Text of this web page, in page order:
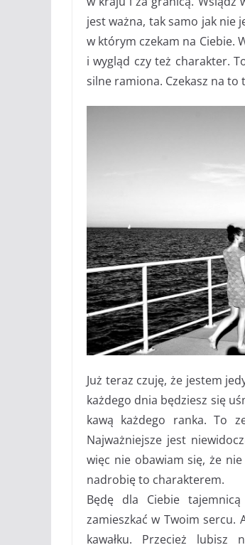
jest ważna, tak samo jak nie
w którym czekam na Ciebie.
i wygląd czy też charakter.
silne ramiona. Czekasz na to
Już teraz czuję, że jestem
każdego dnia będziesz się
kawą każdego ranka. To
Najważniejsze jest
więc nie obawiam się, że
nadrobię to charakterem.
Będę dla Ciebie
zamieszkać w Twoim sercu.
kawałku. Przecież